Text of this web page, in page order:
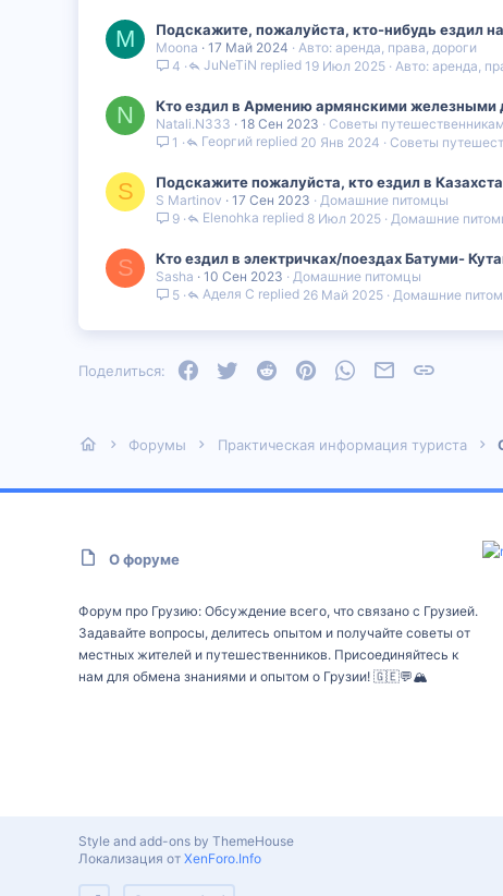
M Подскажите, пожалуйста, кто-нибудь ездил
Moona 17 Май 2024
Авто: аренда, права, дороги
4
Авто: аренда,
19 Июл 2025
JuNeTiN
N Кто ездил в Армению армянскими железными
Natali.N333 18 Сен 2023
Советы путешественникам
1
Советы
20 Янв 2024
Георгий
S Подскажите пожалуйста, кто ездил в
S Martinov 17 Сен 2023
Домашние питомцы
9
Домашние
8 Июл 2025
Elenohka
S Кто ездил в электричках/поездах Батуми-
Sasha 10 Сен 2023
Домашние питомцы
5
Домашние
26 Май 2025
Аделя С
Поделиться: Facebook
Twitter Reddit PinterestWhatsAppЭлектронная
Форумы Практическая информация туриста
О форуме
Форум про Грузию: Обсуждение всего, что связано с Грузией.
Задавайте вопросы, делитесь опытом и получайте советы от
местных жителей и путешественников. Присоединяйтесь к
нам для обмена знаниями и опытом о Грузии! 🇬🇪💬🏔️
Style and add-ons by ThemeHouse
Локализация от XenForo.Info